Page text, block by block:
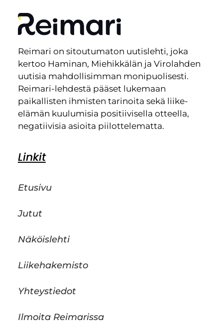
Reimari on sitoutumaton uutislehti, joka
kertoo Haminan, Miehikkälän ja Virolahden
uutisia mahdollisimman monipuolisesti.
Reimari-lehdestä pääset lukemaan
paikallisten ihmisten tarinoita sekä liike-
elämän kuulumisia positiivisella otteella,
negatiivisia asioita piilottelematta.
Linkit
Etusivu
Jutut
Näköislehti
Liikehakemisto
Yhteystiedot
Ilmoita Reimarissa